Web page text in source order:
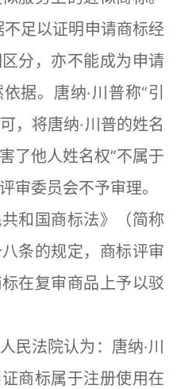
不足以证明申请商标经
分，亦不能成为申请
据。唐纳·川普称“引
，将唐纳·川普的姓名
了他人姓名权”不属于
审委员会不予审理。
国商标法》（简称
条的规定，商标评审
在复审商品上予以驳
法院认为：唐纳·川
商标属于注册使用在